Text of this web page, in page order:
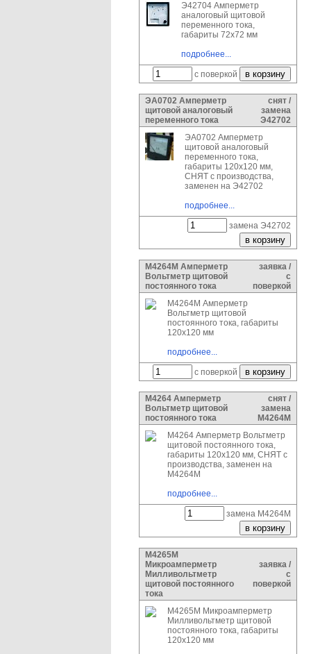
Э42704 Амперметр
аналоговый щитовой
переменного тока,
габариты 72х72 мм
подробнее...
с поверкой
ЭА0702 Амперметр
щитовой аналоговый
переменного тока
снят /
замена
Э42702
ЭА0702 Амперметр
щитовой аналоговый
переменного тока,
габариты 120х120 мм,
СНЯТ с производства,
заменен на Э42702
подробнее...
замена Э42702
М4264М Амперметр
Вольтметр щитовой
постоянного тока
заявка /
с
поверкой
М4264М Амперметр
Вольтметр щитовой
постоянного тока, габариты
120х120 мм
подробнее...
с поверкой
М4264 Амперметр
Вольтметр щитовой
постоянного тока
снят /
замена
М4264М
М4264 Амперметр Вольтметр
щитовой постоянного тока,
габариты 120х120 мм, СНЯТ с
производства, заменен на
М4264М
подробнее...
замена М4264М
М4265М
Микроамперметр
Милливольтметр
щитовой постоянного
тока
заявка /
с
поверкой
М4265М Микроамперметр
Милливольтметр щитовой
постоянного тока, габариты
120х120 мм